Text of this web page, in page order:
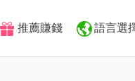
推薦賺錢 語言選